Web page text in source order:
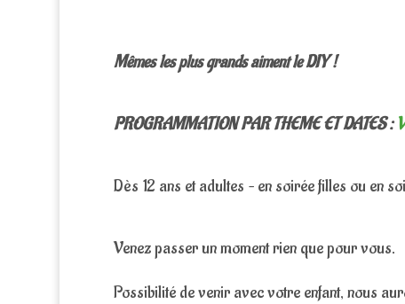
Mêmes les plus grands aiment le DIY !
PROGRAMMATION PAR THEME ET DATES :
Dès 12 ans et adultes – en soirée filles ou en
Venez passer un moment rien que pour vous.
Possibilité de venir avec votre enfant, nous